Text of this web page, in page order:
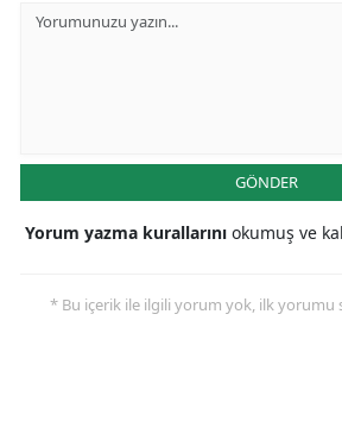
GÖNDER
Yorum yazma kurallarını okumuş ve
* Bu içerik ile ilgili yorum yok, ilk yorumu